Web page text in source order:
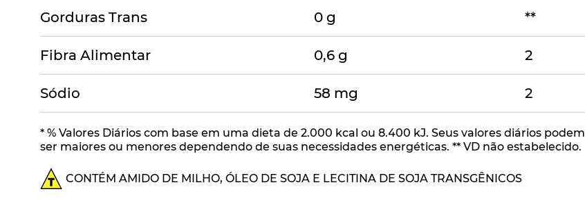
Gorduras Trans 0 g **
Fibra Alimentar 0,6 g 2
Sódio 58 mg 2
* % Valores Diários com base em uma dieta de 2.000 kcal ou 8.400 kJ. Seus valores diários podem
ser maiores ou menores dependendo de suas necessidades energéticas. ** VD não estabelecido.
CONTÉM AMIDO DE MILHO, ÓLEO DE SOJA E LECITINA DE SOJA TRANSGÊNICOS